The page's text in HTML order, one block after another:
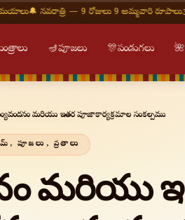
నవరాత్రి — 9 రోజులు 9 అమ్మవారి రూపాలు🕉 ఓం
🪔పూజలు 🎊పండుగలు 🌺
మరియు ఇతర పూజాకార్యక్రమాల సంకల్పము
పూజలు, వ్రతాలు
మరియు